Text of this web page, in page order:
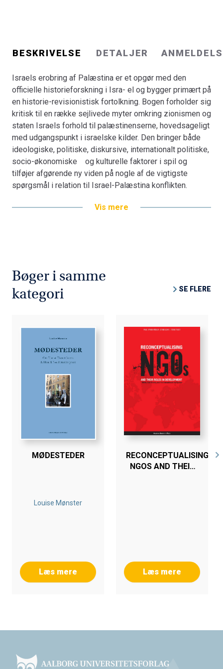
BESKRIVELSE DETALJER
Israels erobring af Palæstina er et opgør med den
officielle historieforskning i Isra- el og bygger primært på
en historie-revisionistisk fortolkning. Bogen forholder sig
kritisk til en række sejlivede myter omkring zionismen og
staten Israels forhold til palæstinenserne, hovedsageligt
med udgangspunkt i israelske kilder. Den bringer både
ideologiske, politiske, diskursive, internationalt politiske,
socio-økonomiske og kulturelle faktorer i spil og
tilføjer afgørende ny viden på nogle af de vigtigste
spørgsmål i relation til Israel-Palæstina konflikten.
Vis mere
Bøger i samme
kategori
SE FLERE
MØDESTEDER
Louise Mønster
Læs mere
RECONCEPTUALISING
NGOS AND THEIR
Læs mere